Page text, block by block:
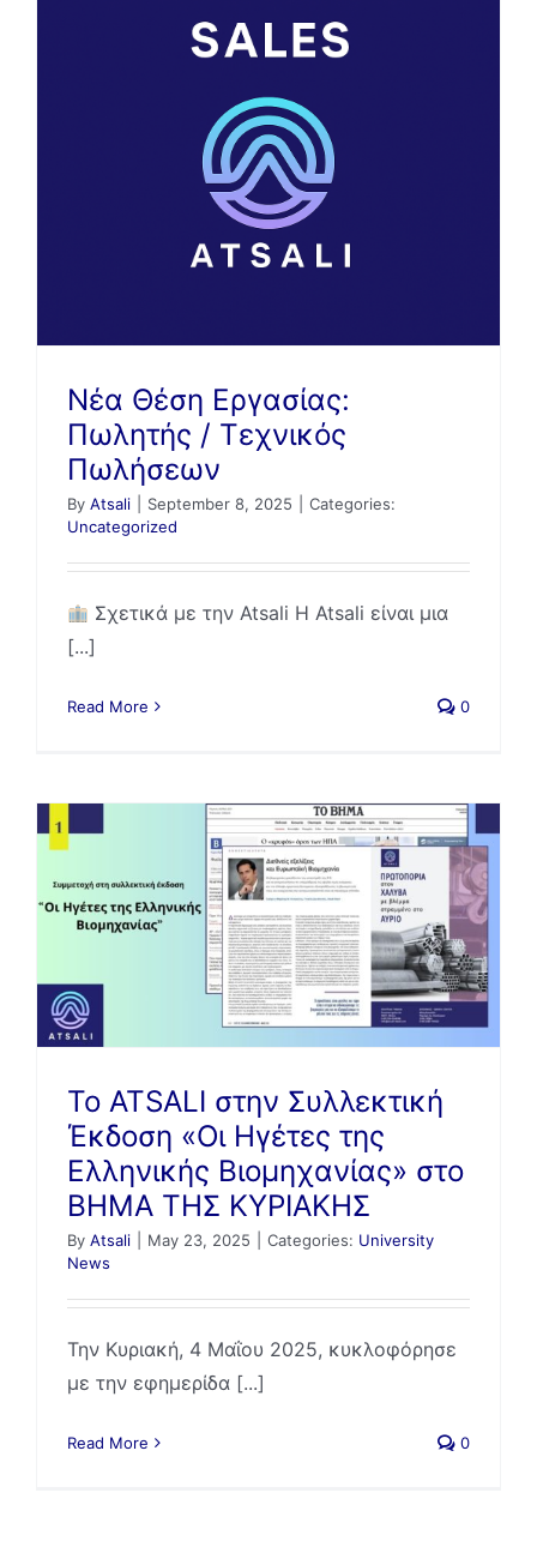
Νέα Θέση Εργασίας:
Πωλητής / Τεχνικός
Πωλήσεων
By Atsali September 8, 2025
Categories:
Uncategorized
Σχετικά με την Atsali Η Atsali είναι μια
[...]
Read More 0
Το ATSALI στην Συλλεκτική
Έκδοση «Οι Ηγέτες της
Ελληνικής Βιομηχανίας» στο
ΒΗΜΑ ΤΗΣ ΚΥΡΙΑΚΗΣ
By Atsali May 23, 2025 Categories: University
News
Την Κυριακή, 4 Μαΐου 2025, κυκλοφόρησε
με την εφημερίδα [...]
Read More 0